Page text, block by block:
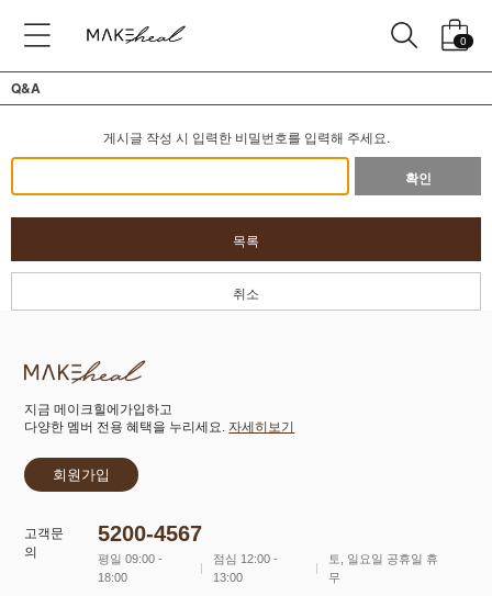
0
Q&A
게시글 작성 시 입력한 비밀번호를 입력해 주세요.
확인
목록
취소
지금 메이크힐에가입하고
다양한 멤버 전용 혜택을 누리세요.자세히보기
회원가입
고객문
의
5200-4567
평일 09:00 -
18:00
점심 12:00 -
13:00
토, 일요일 공휴일 휴
무